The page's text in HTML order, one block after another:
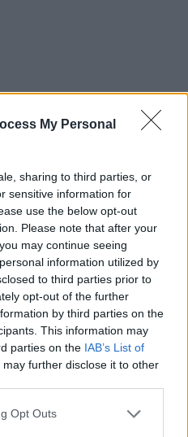
My Personal
sharing to third parties, or
sensitive information for
use the below opt-out
Please note that after your
may continue seeing
information utilized by
to third parties prior to
opt-out of the further
by third parties on the
This information may
parties on the IAB’s List of
may further disclose it to other
Opt Outs
τον Περιφερειάρχη
κ. Χριστόδουλο